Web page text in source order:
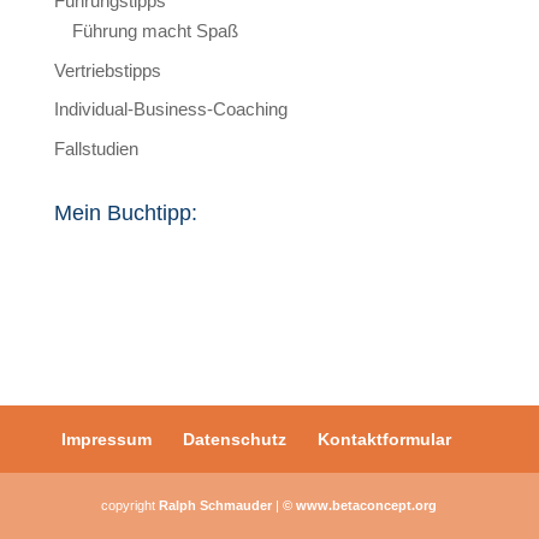
Führung macht Spaß
Vertriebstipps
Individual-Business-Coaching
Fallstudien
Mein Buchtipp:
Impressum Datenschutz Kontaktformular
copyrightRalph Schmauder |© www.betaconcept.org